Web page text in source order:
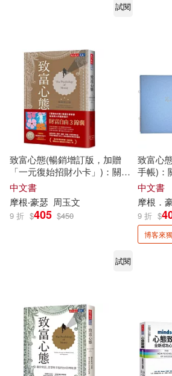
試閱
致富心態(暢銷增訂版，加贈
「一元復始招財小卡」)：關於
財富、貪婪與幸福的20堂理財
課
中文書
摩根‧豪瑟 周玉文
9 折 $405 $450
試閱
致富心
手帳)：
的20堂
中文書
摩根．
9 折 $
博客來